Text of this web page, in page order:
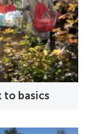
to basics